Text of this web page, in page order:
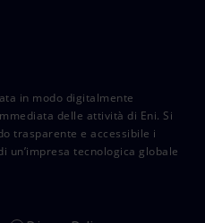
in modo digitalmente
delle attività di Eni. Si
trasparente e accessibile i
un’impresa tecnologica globale